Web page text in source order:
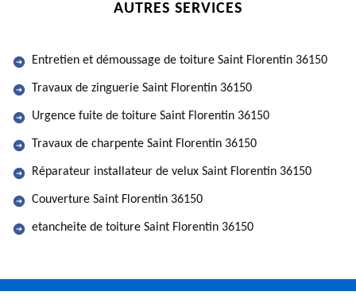
AUTRES SERVICES
Entretien et démoussage de toiture Saint Florentin 36150
Travaux de zinguerie Saint Florentin 36150
Urgence fuite de toiture Saint Florentin 36150
Travaux de charpente Saint Florentin 36150
Réparateur installateur de velux Saint Florentin 36150
Couverture Saint Florentin 36150
etancheite de toiture Saint Florentin 36150